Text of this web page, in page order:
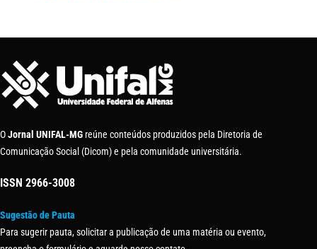
OJornal UNIFAL-MG reúne conteúdos produzidos pela Diretoria de
Comunicação Social (Dicom) e pela comunidade universitária.
ISSN 2966-3008
Sugestão de Pauta
Para sugerir pauta, solicitar a publicação de uma matéria ou evento,